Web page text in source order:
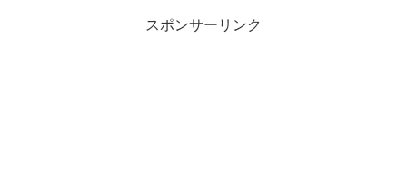
スポンサーリンク